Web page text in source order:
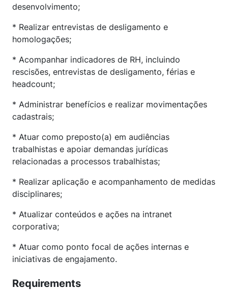
desenvolvimento;
* Realizar entrevistas de desligamento e
homologações;
* Acompanhar indicadores de RH, incluindo
rescisões, entrevistas de desligamento, férias e
headcount;
* Administrar benefícios e realizar movimentações
cadastrais;
* Atuar como preposto(a) em audiências
trabalhistas e apoiar demandas jurídicas
relacionadas a processos trabalhistas;
* Realizar aplicação e acompanhamento de medidas
disciplinares;
* Atualizar conteúdos e ações na intranet
corporativa;
* Atuar como ponto focal de ações internas e
iniciativas de engajamento.
Requirements